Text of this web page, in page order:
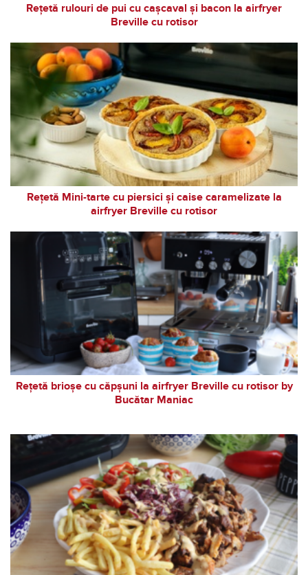
Rețetă rulouri de pui cu cașcaval și bacon la airfryer
Breville cu rotisor
Rețetă Mini-tarte cu piersici și caise caramelizate la
airfryer Breville cu rotisor
Rețetă brioșe cu căpșuni la airfryer Breville cu rotisor by
Bucătar Maniac